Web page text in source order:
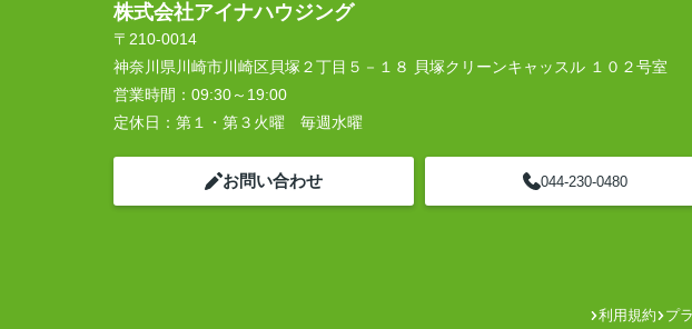
株式会社アイナハウジング
〒210-0014
神奈川県川崎市川崎区貝塚２丁目５－１８ 貝塚クリーンキャッスル １０２号室
営業時間： 09:30～19:00
定休日： 第１・第３火曜 毎週水曜
お問い合わせ 044-230-0480
利用規約 プ